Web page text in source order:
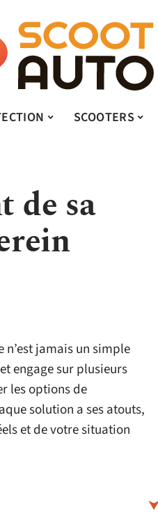
SCOOTERS
de sa
jamais un simple
engage sur plusieurs
les options de
solution a ses atouts,
et de votre situation